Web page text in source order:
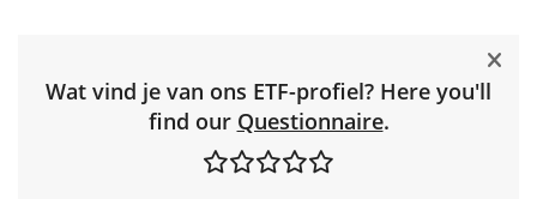
Wat vind je van ons ETF-profiel? Here you'll
find our Questionnaire.